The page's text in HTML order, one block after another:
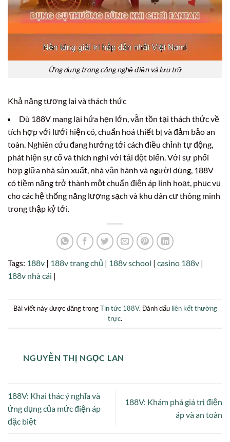
Ứng dụng trong công nghệ điện và lưu trữ
Khả năng tương lai và thách thức
Dù 188V mang lại hứa hẹn lớn, vẫn tồn tại thách thức về
tích hợp với lưới hiện có, chuẩn hoá thiết bị và đảm bảo an
toàn. Nghiên cứu đang hướng tới cách điều chỉnh tự động,
phát hiện sự cố và thích nghi với tải đột biến. Với sự phối
hợp giữa nhà sản xuất, nhà vận hành và người dùng, 188V
có tiềm năng trở thành một chuẩn điện áp linh hoạt, phục vụ
cho các hệ thống năng lượng sạch và khu dân cư thông minh
trong thập kỷ tới.
Tags: 188v | 188v trang chủ | 188v school | casino 188v |
188v nhà cái |
Bài viết này được đăng trongTin tức 188V. Đánh dấu liên kết thường
trực.
NGUYỄN THỊ NGỌC LAN
188V: Khai thác ý nghĩa và
ứng dụng của mức điện áp
đặc biệt
188V: Khám phá giá trị điện
áp và an toàn